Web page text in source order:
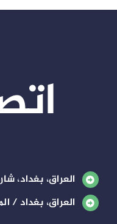
العراق، بغداد،
العراق، بغداد /